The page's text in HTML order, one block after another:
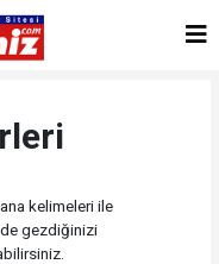
kelimeleri ile
gezdiğinizi